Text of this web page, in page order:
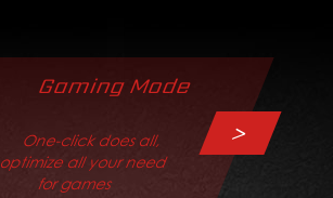
Gaming Mode
One-click does all,
optimize all your need
for games
>